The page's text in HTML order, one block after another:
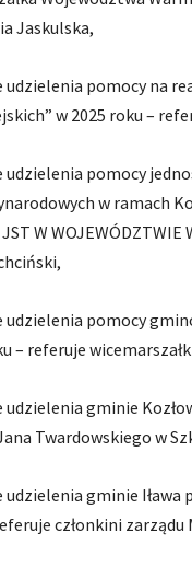
Jaskulska,
udzielenia pomocy na
w 2025 roku –
udzielenia pomocy
w ramach
W
udzielenia pomocy
– referuje
udzielenia gminie
Twardowskiego w
udzielenia gminie
członkini zarządu